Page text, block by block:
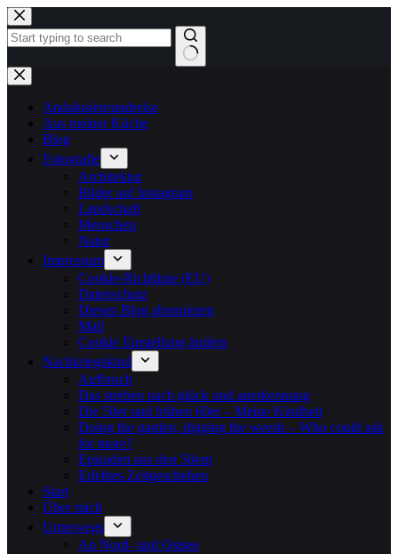
Zum
Inhalt
springen
Keine
Ergebnisse
Andalusienrundreise
Aus meiner Küche
Blog
Fotografie
Architektur
Bilder auf Instagram
Landschaft
Menschen
Natur
Impressum
Cookie-Richtlinie (EU)
Datenschutz
Diesen Blog abonnieren
Mail
Cookie Einstellung ändern
Nachkriegskind
Aufbruch
Das streben nach glück und anerkennung
Die 50er und frühen 60er – Meine Kindheit
Doing the garden, digging the weeds – Who could ask
for more?
Episoden aus den 50ern
Erlebtes Zeitgeschehen
Start
Über mich
Unterwegs
An Nord- und Ostsee